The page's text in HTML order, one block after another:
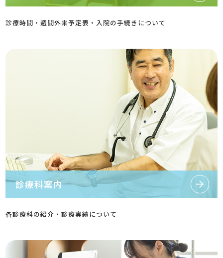
診療時間・週間外来予定表・入院の手続きについて
診療科案内
各診療科の紹介・診療実績について